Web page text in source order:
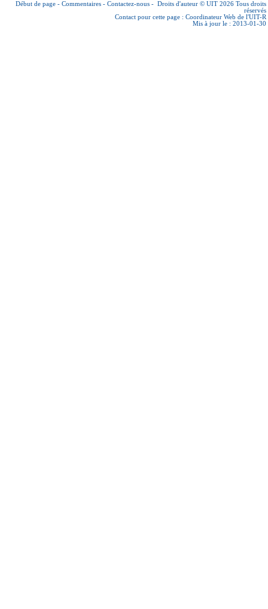
Début de page - Commentaires - Contactez-nous - Droits d'auteur © UIT 2026 Tous droits
réservés
Contact pour cette page : Coordinateur Web de l'UIT-R
Mis à jour le : 2013-01-30